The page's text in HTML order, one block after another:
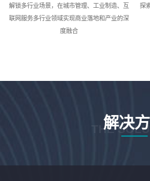
解锁多行业场景，在城市管理、工业制造、互
联网服务多行业领域实现商业落地和产业的深
度融合
探
解决
THE